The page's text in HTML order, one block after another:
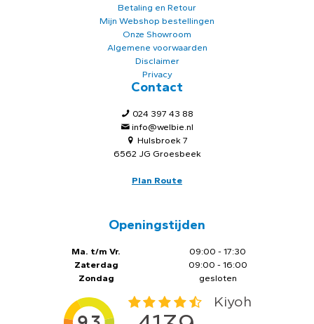
Betaling en Retour
Mijn Webshop bestellingen
Onze Showroom
Algemene voorwaarden
Disclaimer
Privacy
Contact
024 397 43 88
info@welbie.nl
Hulsbroek 7
6562 JG Groesbeek
Plan Route
Openingstijden
Ma. t/m Vr.
Zaterdag
Zondag
09:00 - 17:30
09:00 - 16:00
gesloten